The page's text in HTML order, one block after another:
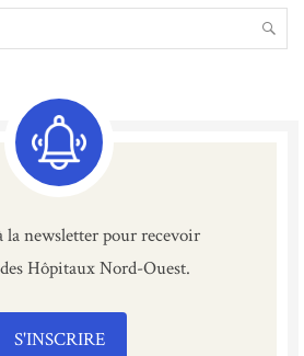
la newsletter pour recevoir
Hôpitaux Nord-Ouest.
S'INSCRIRE